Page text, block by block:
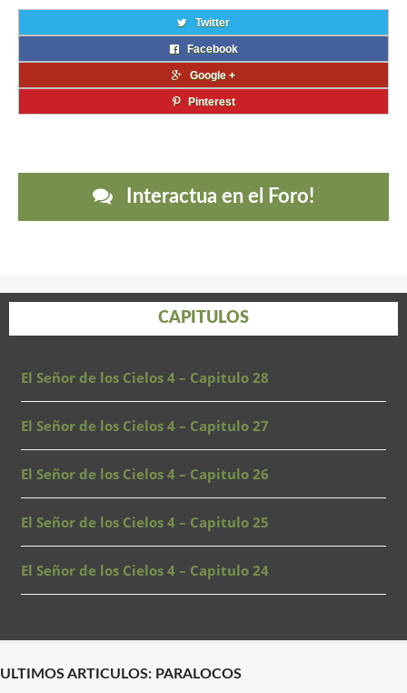
Twitter
Facebook
Google +
Pinterest
Interactua en el Foro!
CAPITULOS
El Señor de los Cielos 4 – Capitulo 28
El Señor de los Cielos 4 – Capitulo 27
El Señor de los Cielos 4 – Capitulo 26
El Señor de los Cielos 4 – Capitulo 25
El Señor de los Cielos 4 – Capitulo 24
ULTIMOS ARTICULOS: PARALOCOS